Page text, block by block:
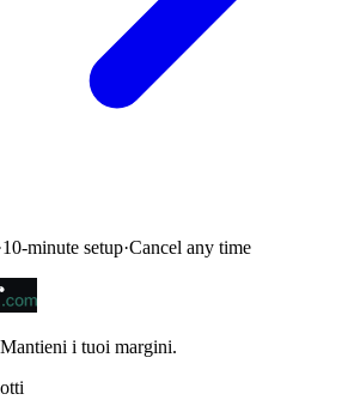
10-minute setup·Cancel any time
i tuoi margini.